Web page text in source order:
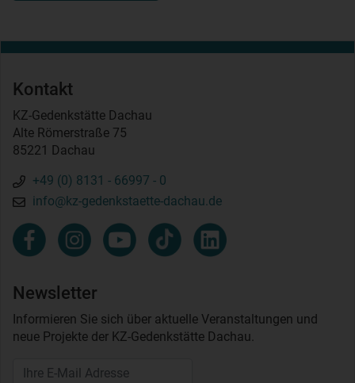
Kontakt
KZ-Gedenkstätte Dachau
Alte Römerstraße 75
85221 Dachau
+49 (0) 8131 - 66997 - 0
info@kz-gedenkstaette-dachau.de
Newsletter
Informieren Sie sich über aktuelle Veranstaltungen und
neue Projekte der KZ-Gedenkstätte Dachau.